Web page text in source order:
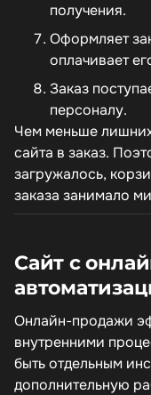
получения.
Оформляет
оплачивает
Заказ
персоналу.
Чем меньше
сайта в заказ.
загружалось,
заказа занимало
Сайт с
Онлайн-продажи
внутренними
быть отдельным
дополнительную